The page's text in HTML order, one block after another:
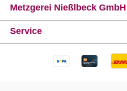
Metzgerei Nießlbeck
Service